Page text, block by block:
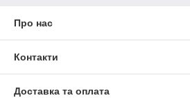
Про нас
Контакти
Доставка та оплата